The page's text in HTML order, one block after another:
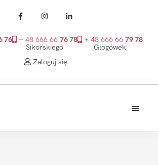
76
+ 48 666 66 76 78
Sikorskiego
+ 48 666 66 79 78
Głogówek
Zaloguj się